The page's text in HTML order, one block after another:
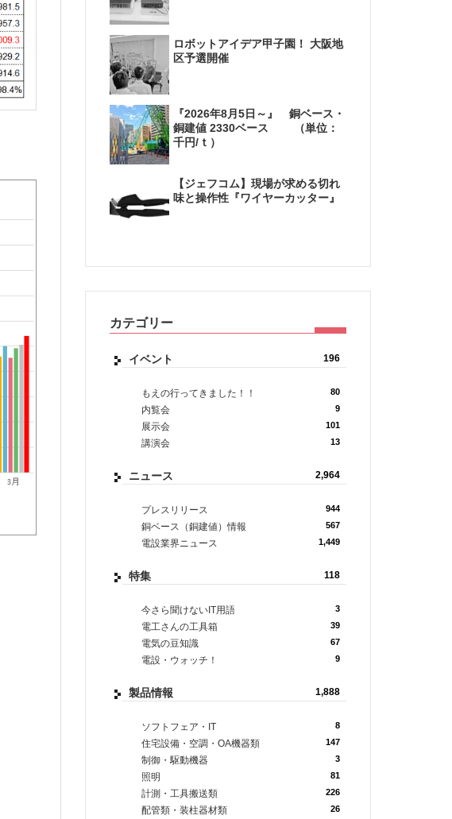
ロボットアイデア甲子園！ 大阪地
区予選開催
『2026年8月5日～』 銅ベース・
銅建値 2330ベース （単位：
千円/ｔ）
【ジェフコム】現場が求める切れ
味と操作性『ワイヤーカッター』
カテゴリー
イベント 196
もえの行ってきました！！ 80
内覧会 9
展示会 101
講演会 13
ニュース 2,964
プレスリリース 944
銅ベース（銅建値）情報 567
電設業界ニュース 1,449
特集 118
今さら聞けないIT用語 3
電工さんの工具箱 39
電気の豆知識 67
電設・ウォッチ！ 9
製品情報 1,888
ソフトフェア・IT 8
住宅設備・空調・OA機器類 147
制御・駆動機器 3
照明 81
計測・工具搬送類 226
配管類・装柱器材類 26